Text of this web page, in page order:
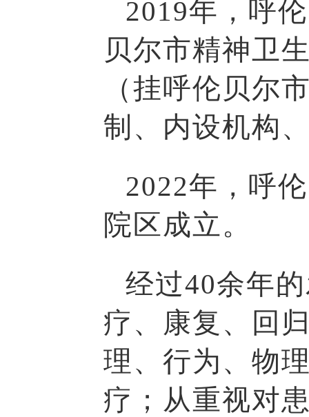
2019年，呼
贝尔市精神卫
（挂呼伦贝尔
制、内设机构
2022年，呼
院区成立。
经过40余年
疗、康复、回
理、行为、物
疗；从重视对